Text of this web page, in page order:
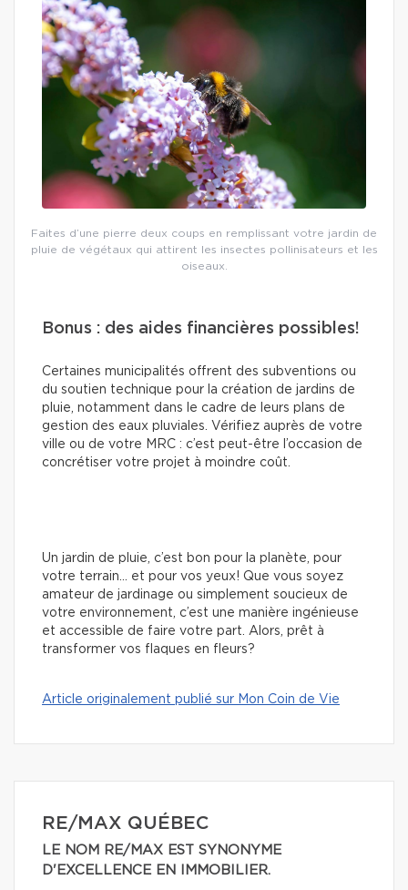
Faites d’une pierre deux coups en remplissant votre jardin de
pluie de végétaux qui attirent les insectes pollinisateurs et les
oiseaux.
Bonus : des aides financières possibles!
Certaines municipalités offrent des subventions ou
du soutien technique pour la création de jardins de
pluie, notamment dans le cadre de leurs plans de
gestion des eaux pluviales. Vérifiez auprès de votre
ville ou de votre MRC : c’est peut-être l’occasion de
concrétiser votre projet à moindre coût.
Un jardin de pluie, c’est bon pour la planète, pour
votre terrain… et pour vos yeux! Que vous soyez
amateur de jardinage ou simplement soucieux de
votre environnement, c’est une manière ingénieuse
et accessible de faire votre part. Alors, prêt à
transformer vos flaques en fleurs?
Article originalement publié sur Mon Coin de Vie
RE/MAX QUÉBEC
LE NOM RE/MAX EST SYNONYME
D'EXCELLENCE EN IMMOBILIER.